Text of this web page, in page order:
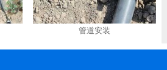
管道安装